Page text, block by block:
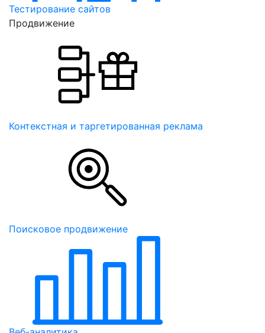
Тестирование сайтов
Продвижение
Контекстная и таргетированная реклама
Поисковое продвижение